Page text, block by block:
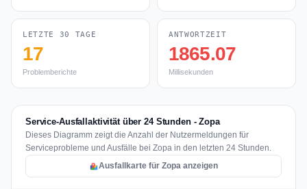
LETZTE 30 TAGE
17
Problemberichte
ANTWORTZEIT
1865.07
Millisekunden
Service-Ausfallaktivität über 24 Stunden - Zopa
Dieses Diagramm zeigt die Anzahl der Nutzermeldungen für
Serviceprobleme und Ausfälle bei Zopa in den letzten 24 Stunden.
Ausfallkarte für Zopa anzeigen